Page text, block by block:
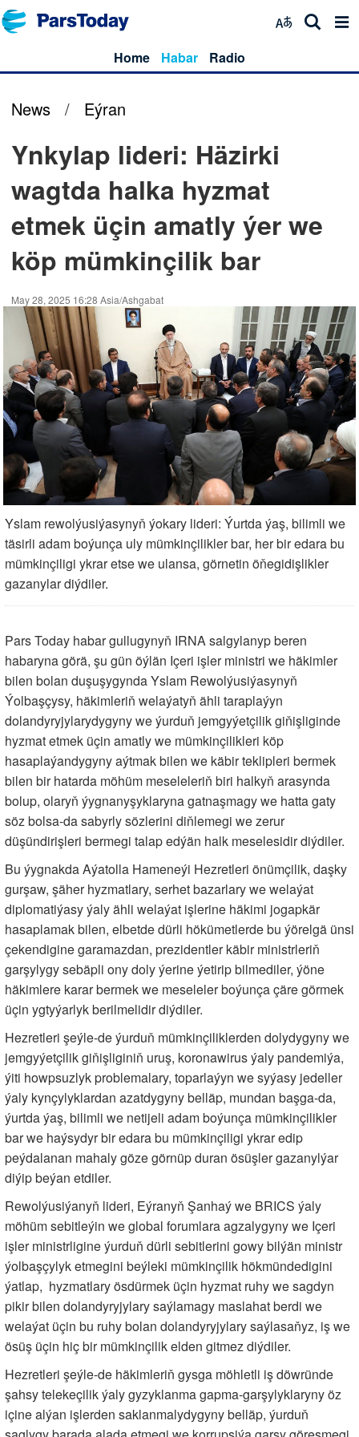
Home Habar Radio
News / Eýran
Ynkylap lideri: Häzirki
wagtda halka hyzmat
etmek üçin amatly ýer we
köp mümkinçilik bar
May 28, 2025 16:28 Asia/Ashgabat
Yslam rewolýusiýasynyň ýokary lideri: Ýurtda ýaş, bilimli we
täsirli adam boýunça uly mümkinçilikler bar, her bir edara bu
mümkinçiligi ykrar etse we ulansa, görnetin öňegidişlikler
gazanylar diýdiler.
Pars Today habar gullugynyň IRNA salgylanyp beren
habaryna görä, şu gün öýlän Içeri işler ministri we häkimler
bilen bolan duşuşygynda Yslam Rewolýusiýasynyň
Ýolbaşçysy, häkimleriň welaýatyň ähli taraplaýyn
dolandyryjylarydygyny we ýurduň jemgyýetçilik giňişliginde
hyzmat etmek üçin amatly we mümkinçilikleri köp
hasaplaýandygyny aýtmak bilen we käbir teklipleri bermek
bilen bir hatarda möhüm meseleleriň biri halkyň arasynda
bolup, olaryň ýygnanyşyklaryna gatnaşmagy we hatta gaty
söz bolsa-da sabyrly sözlerini diňlemegi we zerur
düşündirişleri bermegi talap edýän halk meselesidir diýdiler.
Bu ýygnakda Aýatolla Hameneýi Hezretleri önümçilik, daşky
gurşaw, şäher hyzmatlary, serhet bazarlary we welaýat
diplomatiýasy ýaly ähli welaýat işlerine häkimi jogapkär
hasaplamak bilen, elbetde dürli hökümetlerde bu ýörelgä ünsi
çekendigine garamazdan, prezidentler käbir ministrleriň
garşylygy sebäpli ony doly ýerine ýetirip bilmediler, ýöne
häkimlere karar bermek we meseleler boýunça çäre görmek
üçin ygtyýarlyk berilmelidir diýdiler.
Hezretleri şeýle-de ýurduň mümkinçiliklerden dolydygyny we
jemgyýetçilik giňişliginiň uruş, koronawirus ýaly pandemiýa,
ýiti howpsuzlyk problemalary, toparlaýyn we syýasy jedeller
ýaly kynçylyklardan azatdygyny belläp, mundan başga-da,
ýurtda ýaş, bilimli we netijeli adam boýunça mümkinçilikler
bar we haýsydyr bir edara bu mümkinçiligi ykrar edip
peýdalanan mahaly göze görnüp duran ösüşler gazanylýar
diýip beýan etdiler.
Rewolýusiýanyň lideri, Eýranyň Şanhaý we BRICS ýaly
möhüm sebitleýin we global forumlara agzalygyny we Içeri
işler ministrligine ýurduň dürli sebitlerini gowy bilýän ministr
ýolbaşçylyk etmegini beýleki mümkinçilik hökmündedigini
ýatlap, hyzmatlary ösdürmek üçin hyzmat ruhy we sagdyn
pikir bilen dolandyryjylary saýlamagy maslahat berdi we
welaýat üçin bu ruhy bolan dolandyryjylary saýlasaňyz, iş we
ösüş üçin hiç bir mümkinçilik elden gitmez diýdiler.
Hezretleri şeýle-de häkimleriň gysga möhletli iş döwründe
şahsy telekeçilik ýaly gyzyklanma gapma-garşylyklaryny öz
içine alýan işlerden saklanmalydygyny belläp, ýurduň